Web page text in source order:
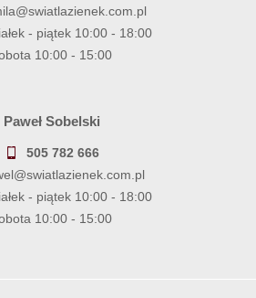
- piątek 10:00 - 18:00
10:00 - 15:00
Paweł Sobelski
505 782 666
- piątek 10:00 - 18:00
10:00 - 15:00